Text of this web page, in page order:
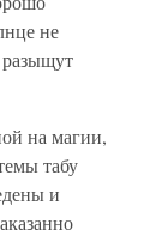
не
на магии,
табу
и